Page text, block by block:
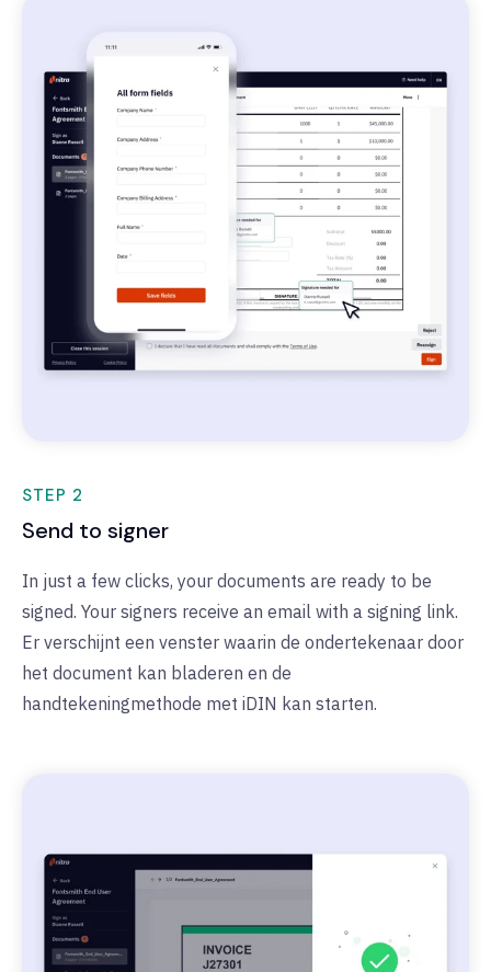
STEP 2
Send to signer
In just a few clicks, your documents are ready to be
signed. Your signers receive an email with a signing link.
Er verschijnt een venster waarin de ondertekenaar door
het document kan bladeren en de
handtekeningmethode met iDIN kan starten.